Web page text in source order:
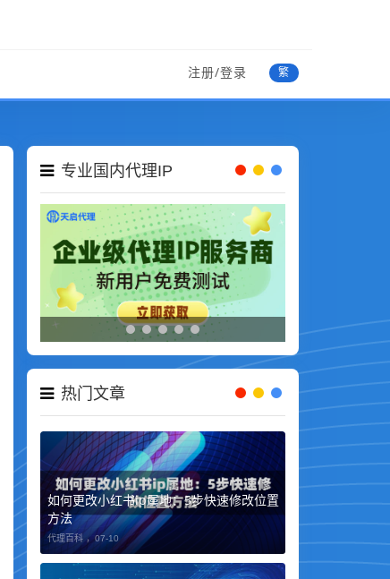
注册/登录 繁
专业国内代理IP
热门文章
如何更改小红书ip属地：5步快速修改位置
方法
代理百科 ，07-10